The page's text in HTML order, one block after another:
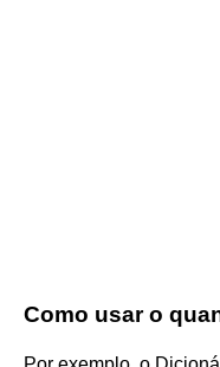
Como usar o